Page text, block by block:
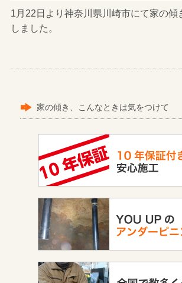
1月22日より神奈川県川崎市にて家の傾
しました。
家の傾き、こんなときは気をつけて